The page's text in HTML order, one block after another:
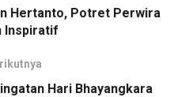
Hertanto, Potret Perwira
Inspiratif
Hari Bhayangkara